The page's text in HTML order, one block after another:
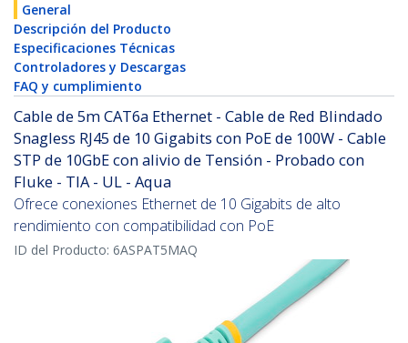
General
Descripción del Producto
Especificaciones Técnicas
Controladores y Descargas
FAQ y cumplimiento
Cable de 5m CAT6a Ethernet - Cable de Red Blindado
Snagless RJ45 de 10 Gigabits con PoE de 100W - Cable
STP de 10GbE con alivio de Tensión - Probado con
Fluke - TIA - UL - Aqua
Ofrece conexiones Ethernet de 10 Gigabits de alto
rendimiento con compatibilidad con PoE
ID del Producto: 6ASPAT5MAQ